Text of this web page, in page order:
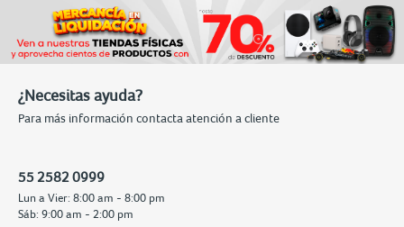
¿Necesitas ayuda?
Para más información contacta atención a cliente
55 2582 0999
Lun a Vier: 8:00 am - 8:00 pm
Sáb: 9:00 am - 2:00 pm